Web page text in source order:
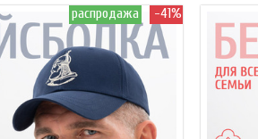
распродажа -41%